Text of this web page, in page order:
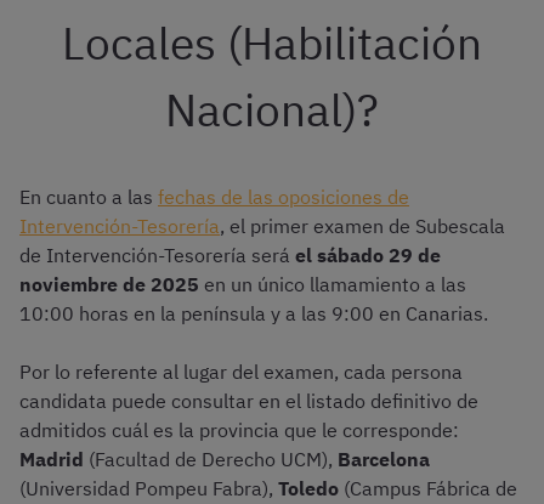
Locales (Habilitación
Nacional)?
En cuanto a las fechas de las oposiciones de
Intervención-Tesorería, el primer examen de Subescala
de Intervención-Tesorería será el sábado 29 de
noviembre de 2025 en un único llamamiento a las
10:00 horas en la península y a las 9:00 en Canarias.
Por lo referente al lugar del examen, cada persona
candidata puede consultar en el listado definitivo de
admitidos cuál es la provincia que le corresponde:
Madrid (Facultad de Derecho UCM), Barcelona
(Universidad Pompeu Fabra), Toledo (Campus Fábrica de